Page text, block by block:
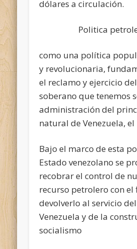
dólares a circulación.
Politica
como una política
y revolucionaria,
el reclamo y ejercicio
soberano que tenemos
administración del
natural de Venezuela,
Bajo el marco de esta
Estado venezolano se
recobrar el control de
recurso petrolero con el
devolverlo al servicio
Venezuela y de la
socialismo